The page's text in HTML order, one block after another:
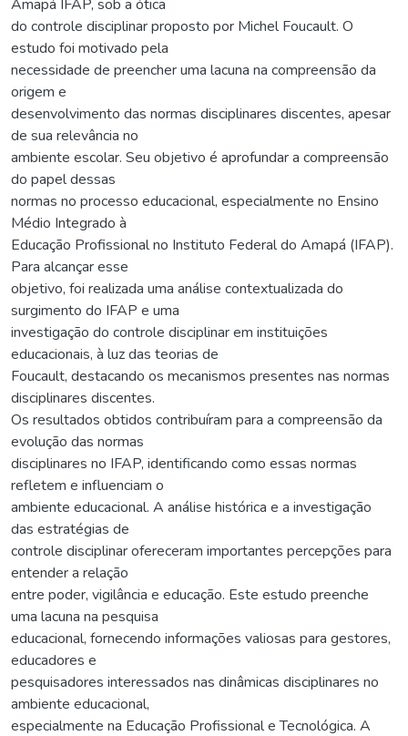
Amapá IFAP, sob a ótica
do controle disciplinar proposto por Michel Foucault. O
estudo foi motivado pela
necessidade de preencher uma lacuna na compreensão da
origem e
desenvolvimento das normas disciplinares discentes, apesar
de sua relevância no
ambiente escolar. Seu objetivo é aprofundar a compreensão
do papel dessas
normas no processo educacional, especialmente no Ensino
Médio Integrado à
Educação Profissional no Instituto Federal do Amapá (IFAP).
Para alcançar esse
objetivo, foi realizada uma análise contextualizada do
surgimento do IFAP e uma
investigação do controle disciplinar em instituições
educacionais, à luz das teorias de
Foucault, destacando os mecanismos presentes nas normas
disciplinares discentes.
Os resultados obtidos contribuíram para a compreensão da
evolução das normas
disciplinares no IFAP, identificando como essas normas
refletem e influenciam o
ambiente educacional. A análise histórica e a investigação
das estratégias de
controle disciplinar ofereceram importantes percepções para
entender a relação
entre poder, vigilância e educação. Este estudo preenche
uma lacuna na pesquisa
educacional, fornecendo informações valiosas para gestores,
educadores e
pesquisadores interessados nas dinâmicas disciplinares no
ambiente educacional,
especialmente na Educação Profissional e Tecnológica. A